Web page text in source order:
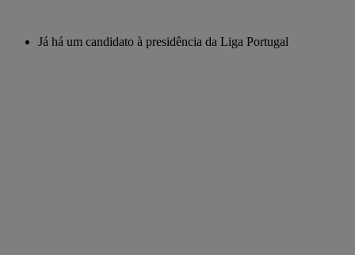
Já há um candidato à presidência da Liga Portugal